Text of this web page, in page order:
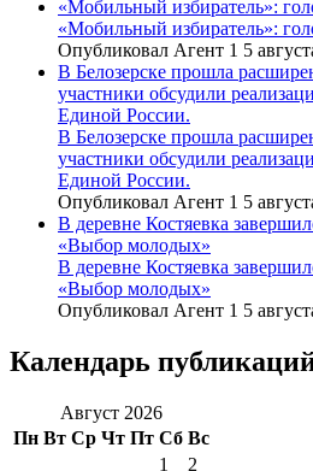
«Мобильный избиратель»:
«Мобильный избиратель»:
Опубликовал Агент 1 5
В Белозерске прошла
участники обсудили
Единой России.
В Белозерске прошла
участники обсудили
Единой России.
Опубликовал Агент 1 5
В деревне Костяевка
«Выбор молодых»
В деревне Костяевка
«Выбор молодых»
Опубликовал Агент 1 5
Календарь
Август 2026
Пн Вт Ср Чт Пт Сб Вс
1
2